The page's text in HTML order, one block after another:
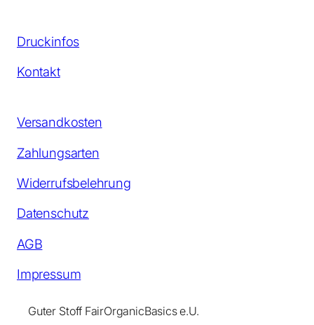
Druckinfos
Kontakt
Versandkosten
Zahlungsarten
Widerrufsbelehrung
Datenschutz
AGB
Impressum
Guter Stoff FairOrganicBasics e.U.